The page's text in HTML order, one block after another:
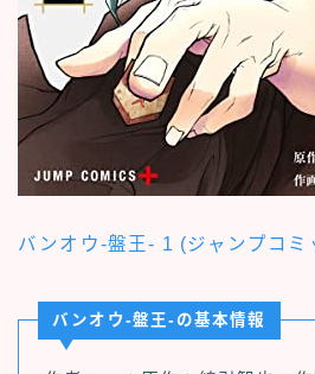
バンオウ-盤王- 1 (ジャンプコ
バンオウ-盤王-の基本情報